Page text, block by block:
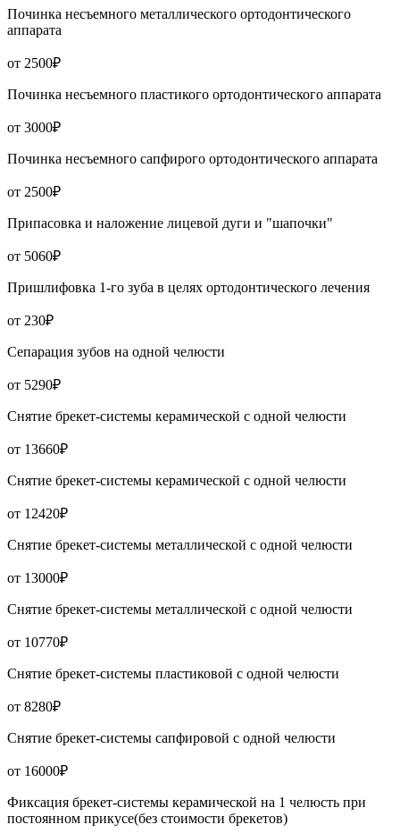
Починка несъемного металлического ортодонтического
аппарата
от 2500₽
Починка несъемного пластикого ортодонтического аппарата
от 3000₽
Починка несъемного сапфирого ортодонтического аппарата
от 2500₽
Припасовка и наложение лицевой дуги и "шапочки"
от 5060₽
Пришлифовка 1-го зуба в целях ортодонтического лечения
от 230₽
Сепарация зубов на одной челюсти
от 5290₽
Снятие брекет-системы керамической с одной челюсти
от 13660₽
Снятие брекет-системы керамической с одной челюсти
от 12420₽
Снятие брекет-системы металлической с одной челюсти
от 13000₽
Снятие брекет-системы металлической с одной челюсти
от 10770₽
Снятие брекет-системы пластиковой с одной челюсти
от 8280₽
Снятие брекет-системы сапфировой с одной челюсти
от 16000₽
Фиксация брекет-системы керамической на 1 челюсть при
постоянном прикусе(без стоимости брекетов)